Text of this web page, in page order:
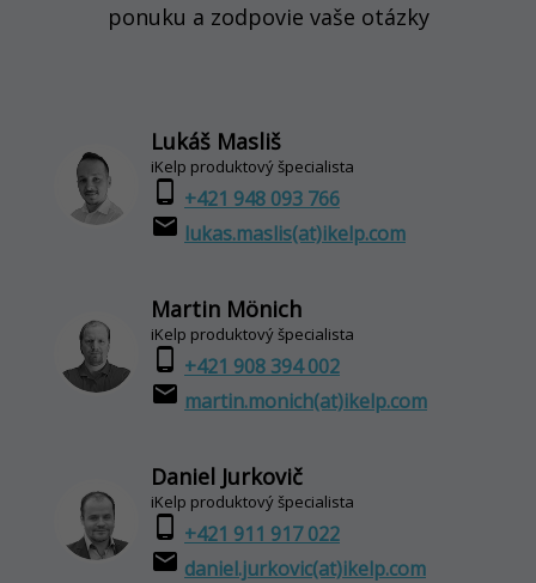
ponuku a zodpovie vaše otázky
Lukáš Masliš
iKelp produktový špecialista
phone_android +421 948 093 766
email lukas.maslis(at)ikelp.com
Martin Mönich
iKelp produktový špecialista
phone_android +421 908 394 002
email martin.monich(at)ikelp.com
Daniel Jurkovič
iKelp produktový špecialista
phone_android +421 911 917 022
email daniel.jurkovic(at)ikelp.com